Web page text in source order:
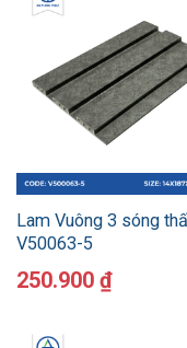
Lam Vuông 3 sóng
V50063-5
250.900 ₫